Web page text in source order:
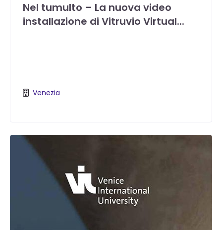
Nel tumulto – La nuova video
installazione di Vitruvio Virtual...
Venezia